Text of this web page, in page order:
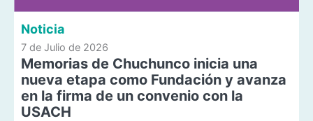
Noticia
7 de Julio de 2026
Memorias de Chuchunco inicia una
nueva etapa como Fundación y avanza
en la firma de un convenio con la
USACH